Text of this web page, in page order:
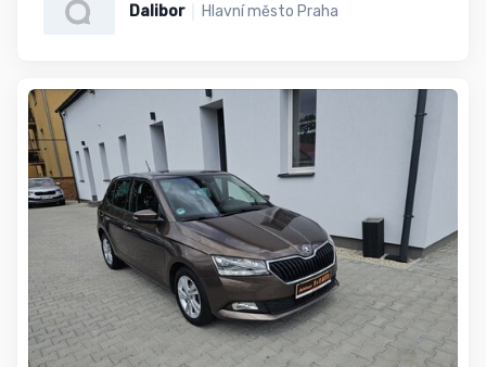
Dalibor Hlavní město Praha